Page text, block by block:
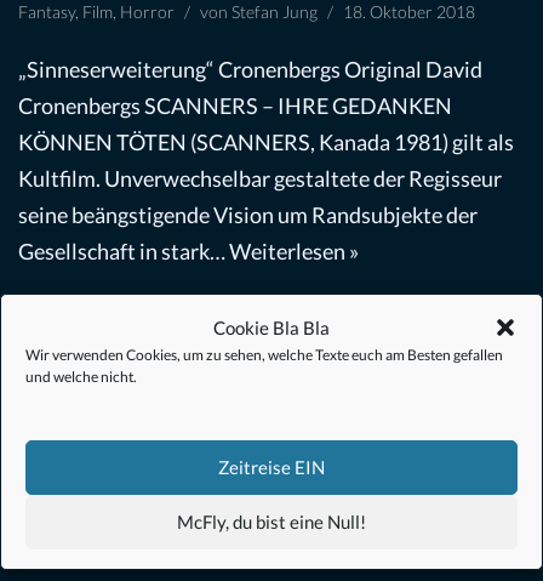
Cookie Bla Bla
Wir verwenden Cookies, um zu sehen, welche Texte euch am Besten gefallen
und welche nicht.
Zeitreise EIN
McFly, du bist eine Null!
Fantasy, Film Horror von Stefan Jung 18. Oktober 2018
„Sinneserweiterung“ Cronenbergs Original David
Cronenbergs SCANNERS – IHRE GEDANKEN
KÖNNEN TÖTEN (SCANNERS, Kanada 1981) gilt als
Kultfilm. Unverwechselbar gestaltete der Regisseur
seine beängstigende Vision um Randsubjekte der
Gesellschaft in stark…Weiterlesen »